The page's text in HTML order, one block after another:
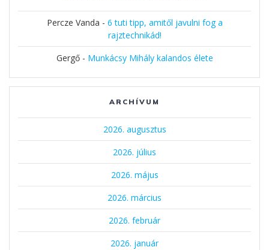
Percze Vanda - 6 tuti tipp, amitől javulni fog a
rajztechnikád!
Gergő- Munkácsy Mihály kalandos élete
ARCHÍVUM
2026. augusztus
2026. július
2026. május
2026. március
2026. február
2026. január